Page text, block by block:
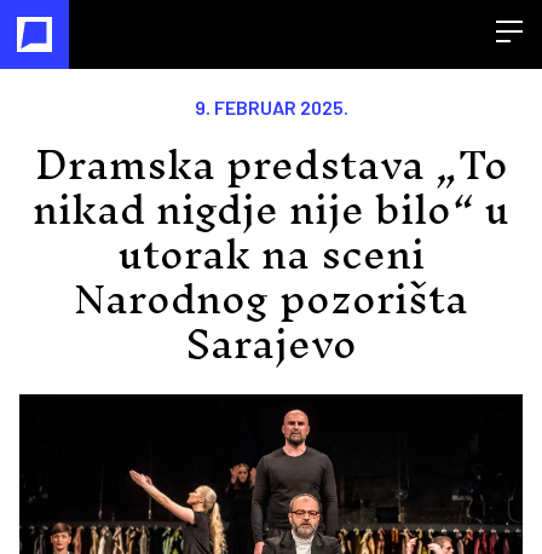
9. FEBRUAR 2025.
Dramska predstava „To
nikad nigdje nije bilo“ u
utorak na sceni
Narodnog pozorišta
Sarajevo